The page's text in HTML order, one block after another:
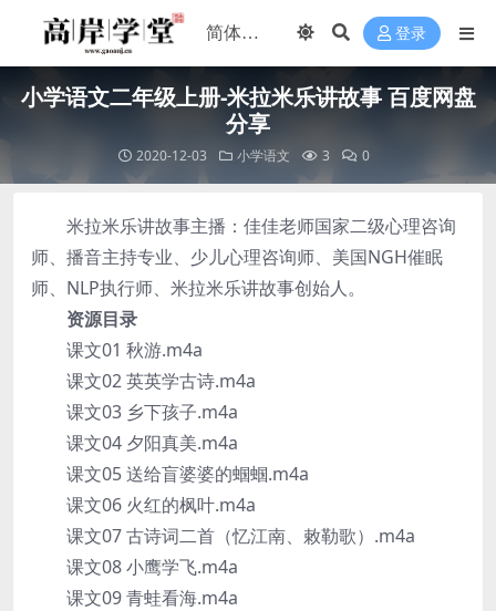
登录
小学语文二年级上册-米拉米乐讲故事 百度网盘
分享
2020-12-03 小学语文 3 0
米拉米乐讲故事主播：佳佳老师国家二级心理咨询
师、播音主持专业、少儿心理咨询师、美国NGH催眠
师、NLP执行师、米拉米乐讲故事创始人。
资源目录
课文01 秋游.m4a
课文02 英英学古诗.m4a
课文03 乡下孩子.m4a
课文04 夕阳真美.m4a
课文05 送给盲婆婆的蝈蝈.m4a
课文06 火红的枫叶.m4a
课文07 古诗词二首（忆江南、敕勒歌）.m4a
课文08 小鹰学飞.m4a
课文09 青蛙看海.m4a